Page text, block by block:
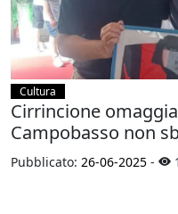
Cultura
Cirrincione
Campobasso non
Pubblicato: 26-06-2025 -